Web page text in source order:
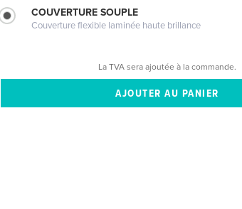
COUVERTURE SOUPLE
Couverture flexible laminée haute brillance
La TVA sera ajoutée à la commande.